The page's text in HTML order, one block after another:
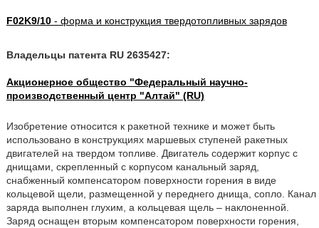
F02K9/10- форма и конструкция твердотопливных зарядов
Владельцы патента RU 2635427:
Акционерное общество "Федеральный научно-
производственный центр "Алтай" (RU)
Изобретение относится к ракетной технике и может быть
использовано в конструкциях маршевых ступеней ракетных
двигателей на твердом топливе. Двигатель содержит корпус с
днищами, скрепленный с корпусом канальный заряд,
снабженный компенсатором поверхности горения в виде
кольцевой щели, размещенной у переднего днища, сопло. Канал
заряда выполнен глухим, а кольцевая щель – наклоненной.
Заряд оснащен вторым компенсатором поверхности горения,